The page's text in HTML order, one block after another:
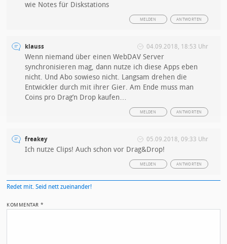
wie Notes für Diskstations
ANTWORTEN
MELDEN
klauss 04.09.2018, 18:53 Uhr
Wenn niemand über einen WebDAV Server
synchronisieren mag, dann nutze ich diese Apps eben
nicht. Und Abo sowieso nicht. Langsam drehen die
Entwickler durch mit ihrer Gier. Am Ende muss man
Coins pro Drag’n Drop kaufen…
ANTWORTEN
MELDEN
freakey 05.09.2018, 09:33 Uhr
Ich nutze Clips! Auch schon vor Drag&Drop!
ANTWORTEN
MELDEN
Redet mit. Seid nett zueinander!
KOMMENTAR*